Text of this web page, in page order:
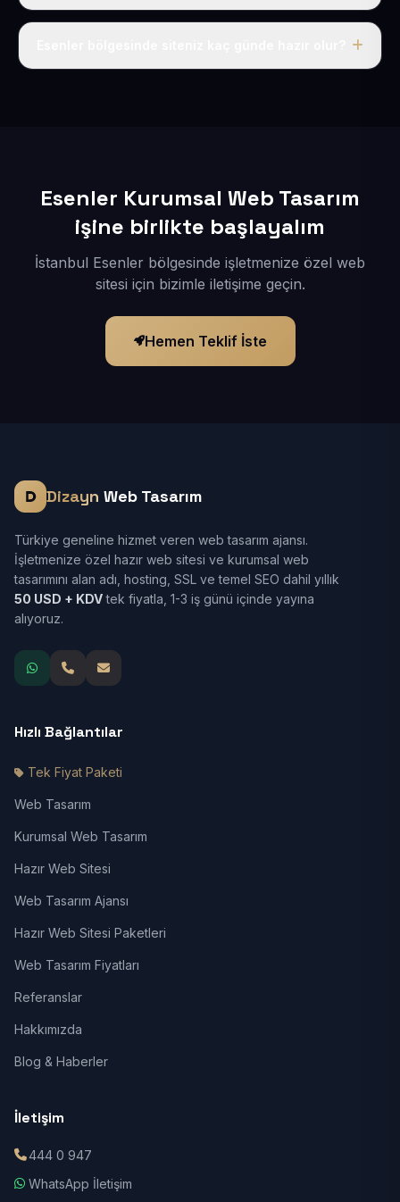
Tek fiyat uygulanır: yıllık 50 USD + KDV. Bu bedele alan
Esenler Kurumsal Web Tasarım
işine birlikte başlayalım
İstanbul Esenler bölgesinde işletmenize özel web
sitesi için bizimle iletişime geçin.
Hemen Teklif İste
Dizayn Web Tasarım
Türkiye geneline hizmet veren web tasarım ajansı.
İşletmenize özel hazır web sitesi ve kurumsal web
tasarımını alan adı, hosting, SSL ve temel SEO dahil yıllık
50 USD + KDVtek fiyatla, 1-3 iş günü içinde yayına
alıyoruz.
Hızlı Bağlantılar
Tek Fiyat Paketi
Web Tasarım
Kurumsal Web Tasarım
Hazır Web Sitesi
Web Tasarım Ajansı
Hazır Web Sitesi Paketleri
Web Tasarım Fiyatları
Referanslar
Hakkımızda
Blog & Haberler
İletişim
444 0 947
WhatsApp İletişim